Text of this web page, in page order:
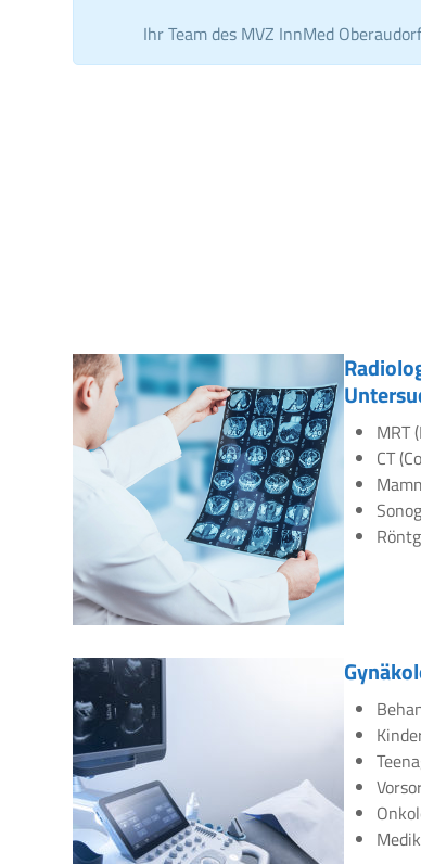
Ihr Team des MVZ InnMed Oberaudorf
MRT
CT